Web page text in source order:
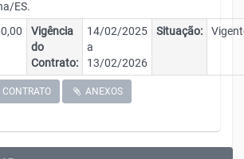
ES.
Vigência
do
Contrato:
14/02/2025
a
13/02/2026
Situação:
ANEXOS